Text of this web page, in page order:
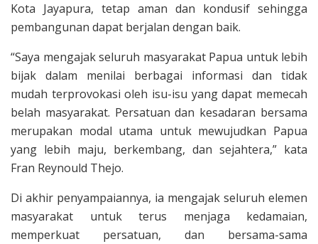
Kota Jayapura, tetap aman dan kondusif sehingga
pembangunan dapat berjalan dengan baik.
“Saya mengajak seluruh masyarakat Papua untuk lebih
bijak dalam menilai berbagai informasi dan tidak
mudah terprovokasi oleh isu-isu yang dapat memecah
belah masyarakat. Persatuan dan kesadaran bersama
merupakan modal utama untuk mewujudkan Papua
yang lebih maju, berkembang, dan sejahtera,” kata
Fran Reynould Thejo.
Di akhir penyampaiannya, ia mengajak seluruh elemen
masyarakat untuk terus menjaga kedamaian,
memperkuat persatuan, dan bersama-sama